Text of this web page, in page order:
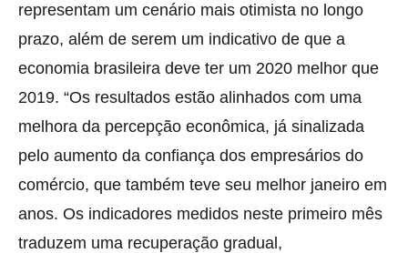
representam um cenário mais otimista no longo
prazo, além de serem um indicativo de que a
economia brasileira deve ter um 2020 melhor que
2019. “Os resultados estão alinhados com uma
melhora da percepção econômica, já sinalizada
pelo aumento da confiança dos empresários do
comércio, que também teve seu melhor janeiro em
anos. Os indicadores medidos neste primeiro mês
traduzem uma recuperação gradual,